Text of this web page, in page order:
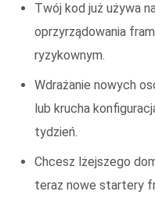
Twój kod już używa
oprzyrządowania
ryzykownym.
Wdrażanie nowych
lub krucha
tydzień.
Chcesz lżejszego
teraz nowe startery